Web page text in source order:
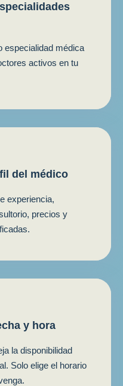
especialidad médica
activos en tu
del médico
experiencia,
precios y
y hora
la disponibilidad
Solo elige el horario